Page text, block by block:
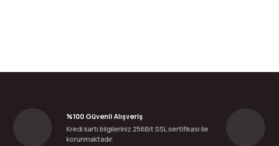
Ürün fiyatı diğer sitelerden daha pahalı.
Bu ürüne benzer farklı alternatifler olmalı.
%100 Güvenli Alışveriş
Kredi kartı bilgileriniz 256Bit SSL sertifikası ile
korunmaktadır.